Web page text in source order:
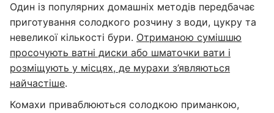
Один із популярних домашніх методів передбачає
приготування солодкого розчину з води, цукру та
невеликої кількості бури. Отриманою сумішшю
просочують ватні диски або шматочки вати і
розміщують у місцях, де мурахи з’являються
найчастіше.
Комахи приваблюються солодкою приманкою,